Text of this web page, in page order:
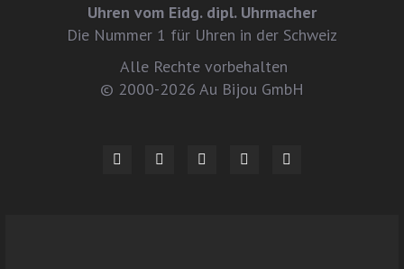
Uhren vom Eidg. dipl. Uhrmacher
Die Nummer 1 für Uhren in der Schweiz
Alle Rechte vorbehalten
© 2000-2026 Au Bijou GmbH